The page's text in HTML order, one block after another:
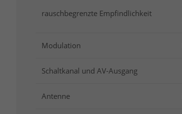
rauschbegrenzte Empfindlichkeit
Modulation
Schaltkanal und AV-Ausgang
Antenne